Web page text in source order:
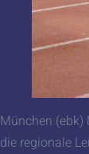
München
die regionale